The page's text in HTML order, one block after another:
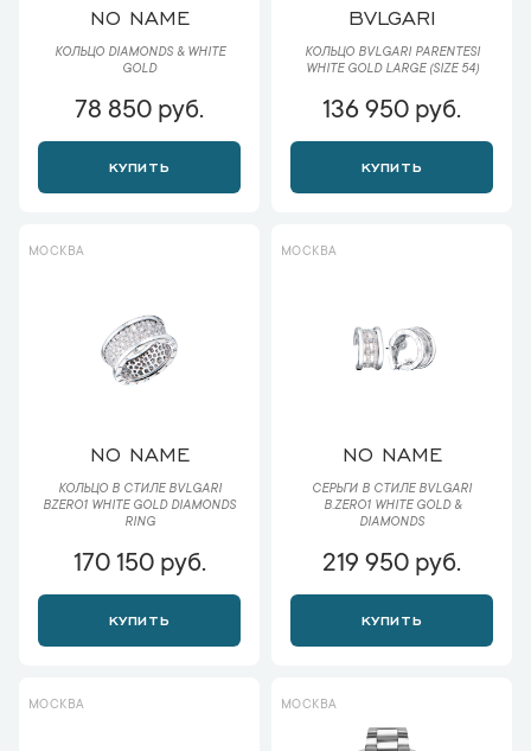
NO NAME
КОЛЬЦО DIAMONDS & WHITE
GOLD
78 850 руб.
КУПИТЬ
BVLGARI
КОЛЬЦО BVLGARI PARENTESI
WHITE GOLD LARGE (SIZE 54)
136 950 руб.
КУПИТЬ
МОСКВА
NO NAME
КОЛЬЦО В СТИЛЕ BVLGARI
BZERO1 WHITE GOLD DIAMONDS
RING
170 150 руб.
КУПИТЬ
МОСКВА
NO NAME
СЕРЬГИ В СТИЛЕ BVLGARI
B.ZERO1 WHITE GOLD &
DIAMONDS
219 950 руб.
КУПИТЬ
МОСКВА МОСКВА